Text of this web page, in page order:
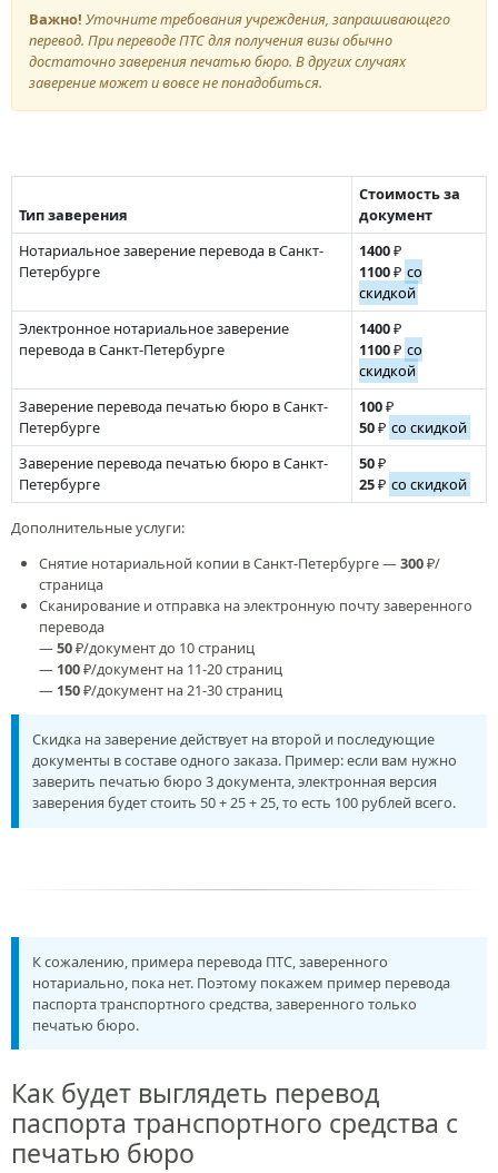
Важно! Уточните требования учреждения, запрашивающего
перевод. При переводе ПТС для получения визы обычно
достаточно заверения печатью бюро. В других случаях
заверение может и вовсе не понадобиться.
Тип заверения
Стоимость за
документ
Нотариальное заверение перевода в Санкт-
Петербурге
1400₽
1100₽ со
скидкой
Электронное нотариальное заверение
перевода в Санкт-Петербурге
1400₽
1100₽ со
скидкой
Заверение перевода печатью бюро в Санкт-
Петербурге
100₽
50₽ со скидкой
Заверение перевода печатью бюро в Санкт-
Петербурге
50₽
25₽ со скидкой
Дополнительные услуги:
Снятие нотариальной копии в Санкт-Петербурге —300₽/
страница
Сканирование и отправка на электронную почту заверенного
перевода
—50₽/документ до 10 страниц
— 100₽/документ на 11-20 страниц
— 150₽/документ на 21-30 страниц
Скидка на заверение действует на второй и последующие
документы в составе одного заказа. Пример: если вам нужно
заверить печатью бюро 3 документа, электронная версия
заверения будет стоить 50 + 25 + 25, то есть 100 рублей всего.
К сожалению, примера перевода ПТС, заверенного
нотариально, пока нет. Поэтому покажем пример перевода
паспорта транспортного средства, заверенного только
печатью бюро.
Как будет выглядеть перевод
паспорта транспортного средства с
печатью бюро